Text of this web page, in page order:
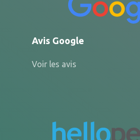
Avis Google
Voir les avis